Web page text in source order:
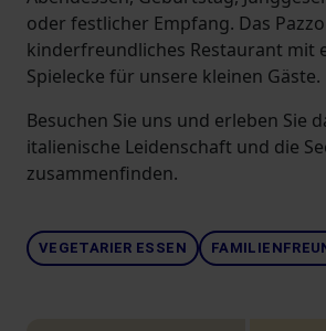
oder festlicher Empfang. Das
kinderfreundliches Restaurant mit
Spielecke für unsere kleinen Gäste.
Besuchen Sie uns und erleben Sie
italienische Leidenschaft und die
zusammenfinden.
VEGETARIER ESSEN